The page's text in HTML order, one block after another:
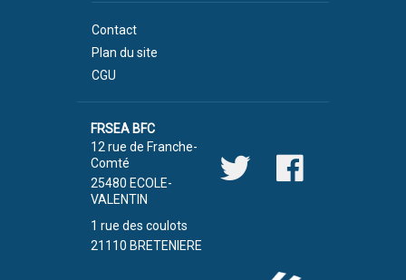
Contact
Plan du site
CGU
FRSEA BFC
12 rue de Franche-
Comté
25480 ECOLE-
VALENTIN
1 rue des coulots
21110 BRETENIERE